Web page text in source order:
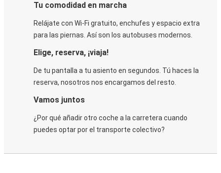
Tu comodidad en marcha
Relájate con Wi-Fi gratuito, enchufes y espacio extra
para las piernas. Así son los autobuses modernos.
Elige, reserva, ¡viaja!
De tu pantalla a tu asiento en segundos. Tú haces la
reserva, nosotros nos encargamos del resto.
Vamos juntos
¿Por qué añadir otro coche a la carretera cuando
puedes optar por el transporte colectivo?